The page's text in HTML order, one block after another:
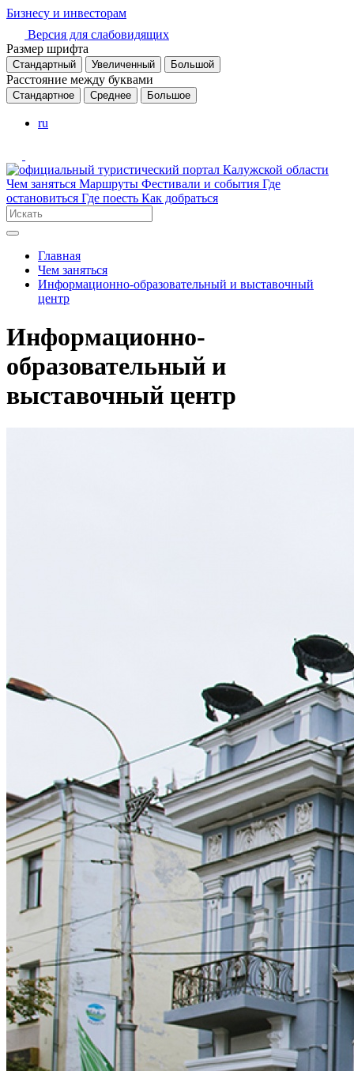
Бизнесу и инвесторам
Версия для слабовидящих
Размер шрифта
Стандартный Увеличенный Большой
Расстояние между буквами
Стандартное Среднее Большое
ru
Чем заняться Маршруты Фестивали и события Где
остановиться Где поесть Как добраться
Главная
Чем заняться
Информационно-образовательный и выставочный
центр
Информационно-
образовательный и
выставочный центр